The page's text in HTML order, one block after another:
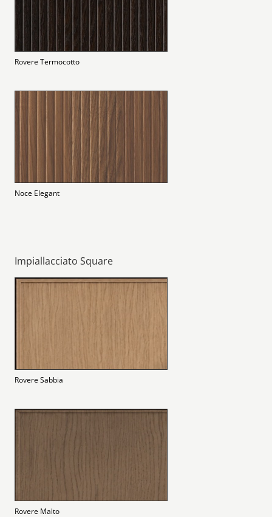
Rovere Termocotto
Noce Elegant
Impiallacciato Square
Rovere Sabbia
Rovere Malto